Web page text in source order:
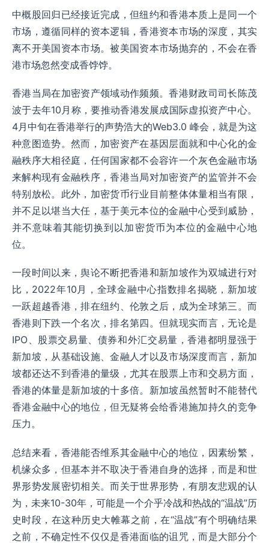
中概股回归已经接近完成，但纽约和香港本质上是同一个
市场，遵循同样的资本逻辑，香港资本市场的深度，其实
离不开美国资本市场。被美国资本市场抛弃的，不会在香
港市场忽然变成香饽饽。
香港当局在加密资产领域动作频频。香港财政司司长陈茂
波于去年10月称，要推动香港发展成国际虚拟资产中心。
4月中旬在香港举行的声势浩大的Web3.0 峰会，就是为这
种意图造势。然而，加密资产在基因层面就和中心化的金
融秩序大相径庭，任何国家都不会容许一个灰色金融市场
来解构现有金融秩序，香港当局对加密资产的监管并不会
特别放松。此外，加密货币行业目前整体体量相当有限，
并不足以堪当大任，基于美元本位的金融中心受到威胁，
并不意味着其能切换到以加密货币为本位的金融中心地
位。
一段时间以来，舆论不断把香港和新加坡作为双城进行对
比，2022年10月，全球金融中心指数排名揭晓，新加坡
一跃超越香港，排在纽约、伦敦之后，成为全球第三。而
香港则下跌一个名次，排名第四。但就现实而言，无论是
IPO、股票交易量、债券和外汇交易量，香港都明显强于
新加坡，从基础设施、金融人才以及市场深度而言，新加
坡都还达不到香港的量级，尤其在股票上市和交易方面，
香港的体量是新加坡的十多倍。新加坡虽然暂时不能替代
香港金融中心的地位，但无疑将会给香港施加持久的竞争
压力。
总结来看，香港能否维系其金融中心的地位，因素纷繁，
机缘众多，但基本并不取决于香港自身的选择，而是和世
界形势发展密切相关。而关于世界形势，有朋友悲观的认
为，未来10-30年，可能是一个介乎冷战和热战的“温战”历
史时段，在这种历史大帷幕之前，在“温战”有个明确结果
之前，不确定性不仅仅是香港面临的诅咒，而是大部分个